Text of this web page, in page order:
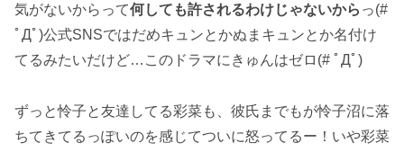
気がないからって何しても許されるわけじゃないから っ(#
ﾟДﾟ)公式SNSではだめキュンとかぬまキュンとか名付け
てるみたいだけど…このドラマにきゅんはゼロ(# ﾟДﾟ)
ずっと怜子と友達してる彩菜も、彼氏までもが怜子沼に落
ちてきてるっぽいのを感じてついに怒ってるー！いや彩菜